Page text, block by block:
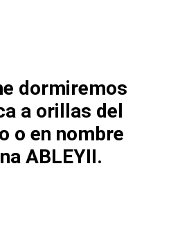
dormiremos
a orillas del
o en nombre
ABLEYII.